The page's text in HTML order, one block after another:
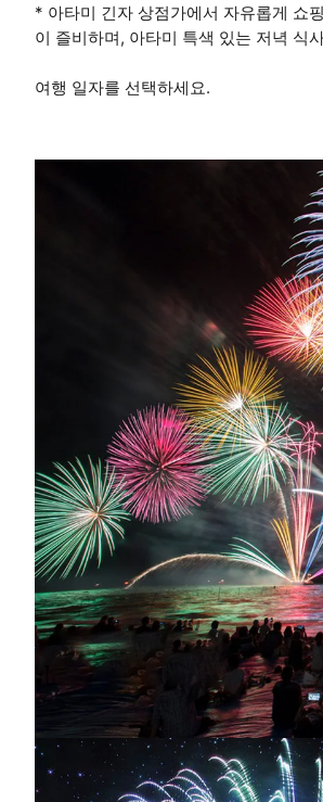
* 아타미 긴자 상점가에서 자유롭게 쇼
이 즐비하며, 아타미 특색 있는 저녁 식
여행 일자를 선택하세요.